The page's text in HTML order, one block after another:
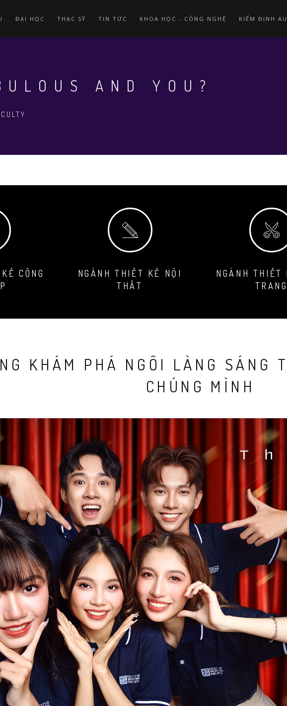
ĐẠI HỌC THẠC SỸ TIN TỨC KHOA HỌC - CÔNG NGHỆ KIỂM ĐỊNH
AND YOU?
CÔNG
NGÀNH THIẾT KẾ NỘI
THẤT
NGÀNH THIẾT
TRANG
KHÁM PHÁ NGÔI LÀNG SÁNG
CHÚNG MÌNH